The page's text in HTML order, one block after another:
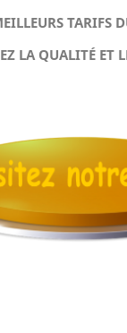
TARIFS
LA QUALITÉ ET